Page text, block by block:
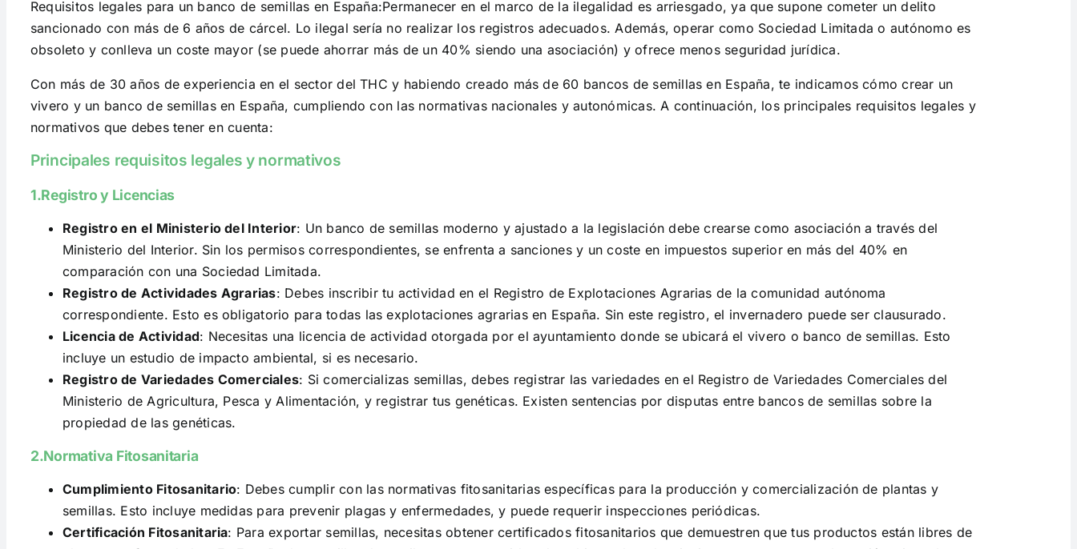
Requisitos legales para un banco de semillas en España:Permanecer en el marco de la ilegalidad es arriesgado, ya que supone cometer un delito
sancionado con más de 6 años de cárcel. Lo ilegal sería no realizar los registros adecuados. Además, operar como Sociedad Limitada o autónomo es
obsoleto y conlleva un coste mayor (se puede ahorrar más de un 40% siendo una asociación) y ofrece menos seguridad jurídica.
Con más de 30 años de experiencia en el sector del THC y habiendo creado más de 60 bancos de semillas en España, te indicamos cómo crear un
vivero y un banco de semillas en España, cumpliendo con las normativas nacionales y autonómicas. A continuación, los principales requisitos legales y
normativos que debes tener en cuenta:
Principales requisitos legales y normativos
1.Registro y Licencias
Registro en el Ministerio del Interior: Un banco de semillas moderno y ajustado a la legislación debe crearse como asociación a través del
Ministerio del Interior. Sin los permisos correspondientes, se enfrenta a sanciones y un coste en impuestos superior en más del 40% en
comparación con una Sociedad Limitada.
Registro de Actividades Agrarias: Debes inscribir tu actividad en el Registro de Explotaciones Agrarias de la comunidad autónoma
correspondiente. Esto es obligatorio para todas las explotaciones agrarias en España. Sin este registro, el invernadero puede ser clausurado.
Licencia de Actividad: Necesitas una licencia de actividad otorgada por el ayuntamiento donde se ubicará el vivero o banco de semillas. Esto
incluye un estudio de impacto ambiental, si es necesario.
Registro de Variedades Comerciales: Si comercializas semillas, debes registrar las variedades en el Registro de Variedades Comerciales del
Ministerio de Agricultura, Pesca y Alimentación, y registrar tus genéticas. Existen sentencias por disputas entre bancos de semillas sobre la
propiedad de las genéticas.
2.Normativa Fitosanitaria
Cumplimiento Fitosanitario: Debes cumplir con las normativas fitosanitarias específicas para la producción y comercialización de plantas y
semillas. Esto incluye medidas para prevenir plagas y enfermedades, y puede requerir inspecciones periódicas.
Certificación Fitosanitaria: Para exportar semillas, necesitas obtener certificados fitosanitarios que demuestren que tus productos están libres de